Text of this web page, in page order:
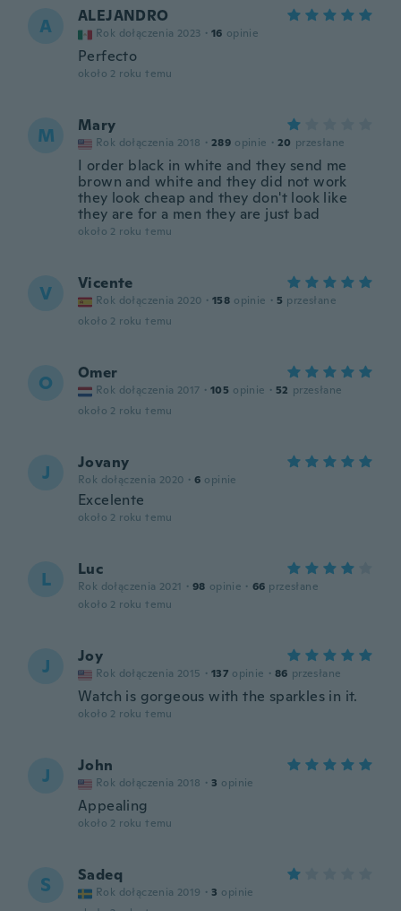
A ALEJANDRO
Rok dołączenia 2023 · 16 opinie
Perfecto
około 2 roku temu
M Mary
Rok dołączenia 2018 · 289 opinie · 20 przesłane
I order black in white and they send me
brown and white and they did not work
they look cheap and they don't look like
they are for a men they are just bad
około 2 roku temu
V Vicente
Rok dołączenia 2020 · 158 opinie · 5 przesłane
około 2 roku temu
O Omer
Rok dołączenia 2017 · 105 opinie · 52 przesłane
około 2 roku temu
J Jovany
Rok dołączenia 2020 · 6 opinie
Excelente
około 2 roku temu
L Luc
Rok dołączenia 2021 · 98 opinie · 66 przesłane
około 2 roku temu
J Joy
Rok dołączenia 2015 · 137 opinie · 86 przesłane
Watch is gorgeous with the sparkles in it.
około 2 roku temu
J John
Rok dołączenia 2018 · 3 opinie
Appealing
około 2 roku temu
S Sadeq
Rok dołączenia 2019 · 3 opinie